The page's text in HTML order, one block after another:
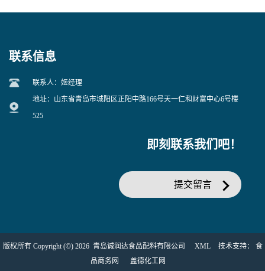
联系信息
联系人：姬经理
地址：山东省青岛市城阳区正阳中路166号天一仁和财富中心6号楼
525
即刻联系我们吧！
提交留言
版权所有 Copyright (©) 2026 青岛诚润达食品配料有限公司 XML 技术支持： 食
品商务网
盖德化工网